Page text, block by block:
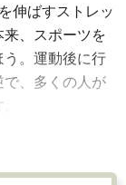
伸ばすストレッ
、スポーツを
。運動後に行
で、多くの人が